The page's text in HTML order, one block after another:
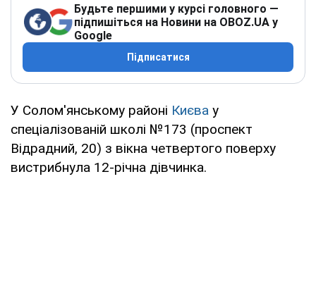
Будьте першими у курсі головного —
підпишіться на Новини на OBOZ.UA у
Google
Підписатися
У Солом'янському районі Києва у
спеціалізованій школі №173 (проспект
Відрадний, 20) з вікна четвертого поверху
вистрибнула 12-річна дівчинка.